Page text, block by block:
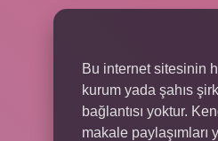
Bu internet sitesinin
kurum yada şahıs
bağlantısı yoktur.
makale paylaşımları